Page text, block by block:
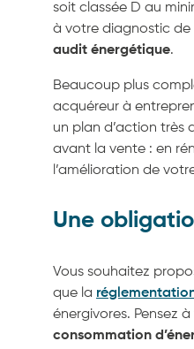
soit classée D au
à votre diagnostic de
audit énergétique.
Beaucoup plus
acquéreur à
un plan d’action très
avant la vente : en
l’amélioration de
Une
Vous souhaitez
que la
énergivores. Pensez
consommation